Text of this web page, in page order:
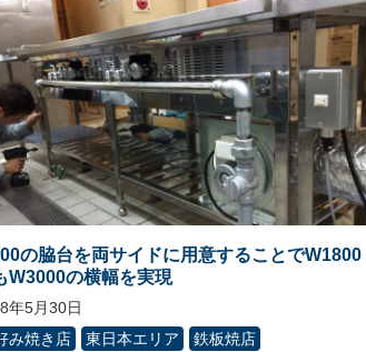
の脇台を両サイドに用意することでW1800
W3000の横幅を実現
年5月30日
み焼き店
東日本エリア 鉄板焼店